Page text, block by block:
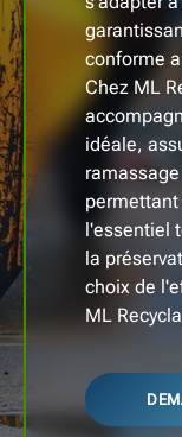
conforme
Chez ML
idéale,
l'essentiel
la
choix de
ML